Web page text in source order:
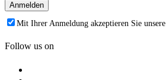
Mit Ihrer Anmeldung akzeptieren Sie unsere
Follow us on